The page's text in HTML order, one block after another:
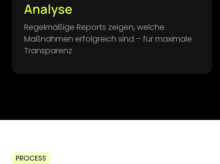
Analyse
Regelmäßige Reports zeigen, welche
Maßnahmen erfolgreich sind – für maximale
Transparenz
PROCESS